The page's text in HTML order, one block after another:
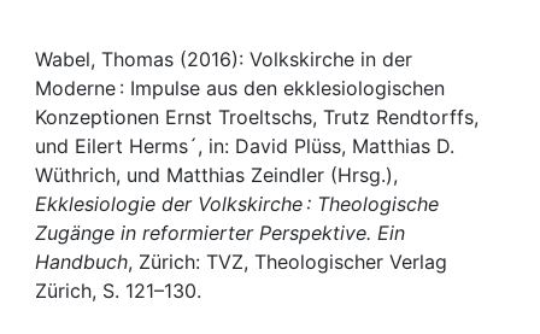
Help
Wabel, Thomas (2016): Volkskirche in der
Moderne : Impulse aus den ekklesiologischen
Konzeptionen Ernst Troeltschs, Trutz Rendtorffs,
und Eilert Herms´, in: David Plüss, Matthias D.
Wüthrich, und Matthias Zeindler (Hrsg.),
Ekklesiologie der Volkskirche : Theologische
Zugänge in reformierter Perspektive. Ein
Handbuch, Zürich: TVZ, Theologischer Verlag
Zürich, S. 121–130.